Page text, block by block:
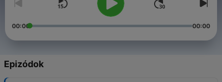
00:00 00:00
Epizódok